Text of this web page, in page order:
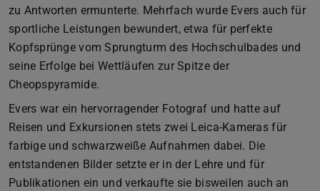
zu Antworten ermunterte. Mehrfach wurde Evers auch für
sportliche Leistungen bewundert, etwa für perfekte
Kopfsprünge vom Sprungturm des Hochschulbades und
seine Erfolge bei Wettläufen zur Spitze der
Cheopspyramide.
Evers war ein hervorragender Fotograf und hatte auf
Reisen und Exkursionen stets zwei Leica-Kameras für
farbige und schwarzweiße Aufnahmen dabei. Die
entstandenen Bilder setzte er in der Lehre und für
Publikationen ein und verkaufte sie bisweilen auch an